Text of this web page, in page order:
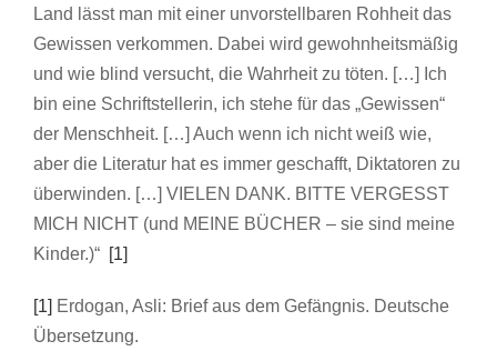
Land lässt man mit einer unvorstellbaren Rohheit das
Gewissen verkommen. Dabei wird gewohnheitsmäßig
und wie blind versucht, die Wahrheit zu töten. […] Ich
bin eine Schriftstellerin, ich stehe für das „Gewissen“
der Menschheit. […] Auch wenn ich nicht weiß wie,
aber die Literatur hat es immer geschafft, Diktatoren zu
überwinden. […] VIELEN DANK. BITTE VERGESST
MICH NICHT (und MEINE BÜCHER – sie sind meine
Kinder.)“ [1]
[1] Erdogan, Asli: Brief aus dem Gefängnis. Deutsche
Übersetzung.